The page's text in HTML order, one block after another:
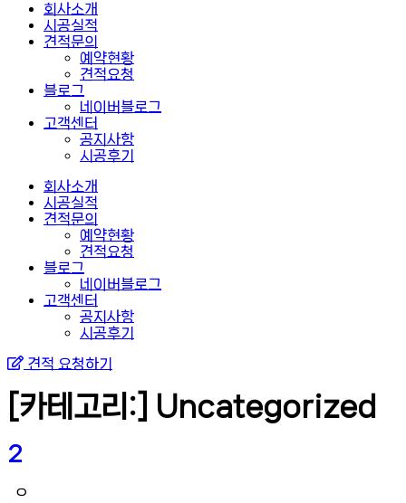
회사소개
시공실적
견적문의
예약현황
견적요청
블로그
네이버블로그
고객센터
공지사항
시공후기
회사소개
시공실적
견적문의
예약현황
견적요청
블로그
네이버블로그
고객센터
공지사항
시공후기
견적 요청하기
[카테고리:] Uncategorized
2
ㅇ